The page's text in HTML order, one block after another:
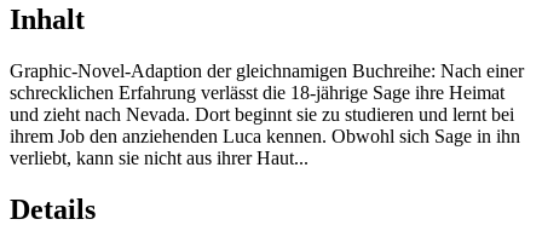
Inhalt
Graphic-Novel-Adaption der gleichnamigen Buchreihe: Nach einer
schrecklichen Erfahrung verlässt die 18-jährige Sage ihre Heimat
und zieht nach Nevada. Dort beginnt sie zu studieren und lernt bei
ihrem Job den anziehenden Luca kennen. Obwohl sich Sage in ihn
verliebt, kann sie nicht aus ihrer Haut...
Details